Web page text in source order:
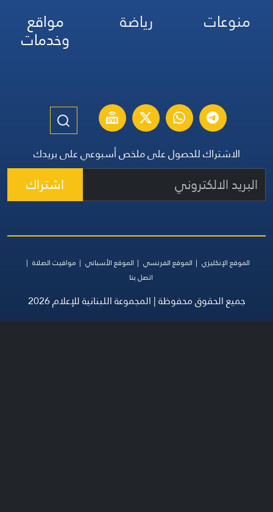
منوعات
رياضة مواقع
وخدمات
الاشتراك للحصول على ملخص أسبوعي على بريدك
اشتراك
الموقع الإنكليزي الموقع الفرنسي الموقع الأسباني
مواقيت الصلاة
اتصل بنا
جميع الحقوق محفوظة | المجموعة اللبنانية للإعلام 2026